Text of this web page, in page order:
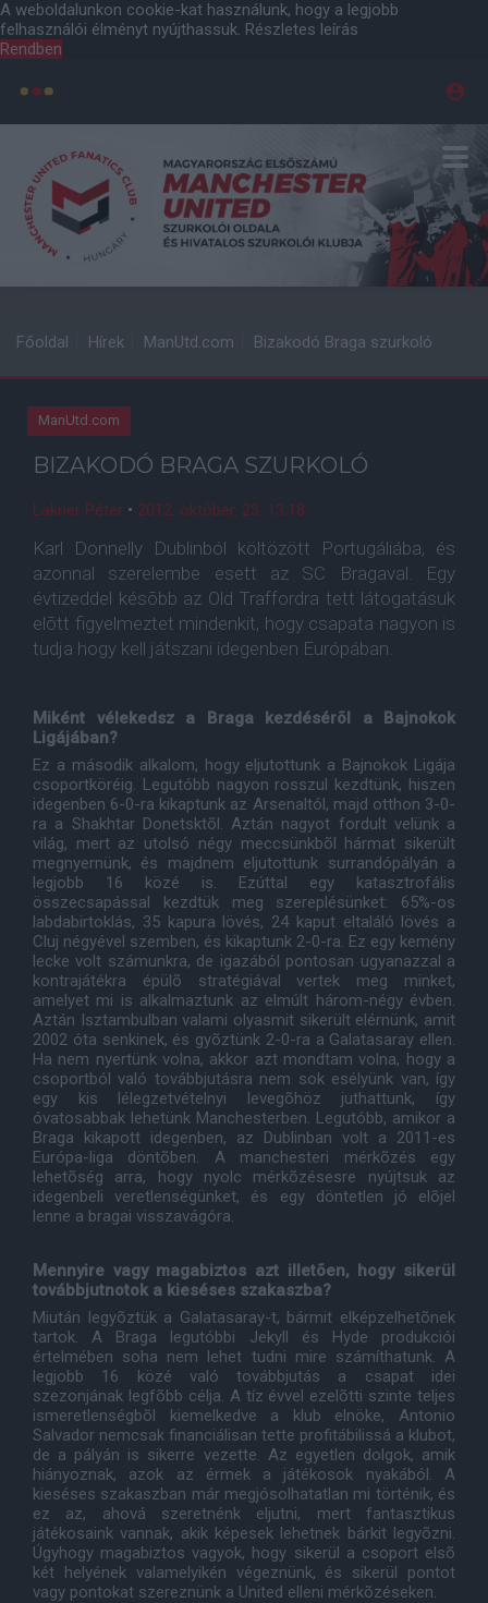
A weboldalunkon cookie-kat használunk, hogy a legjobb
felhasználói élményt nyújthassuk. Részletes leírás
Rendben
Főoldal Hírek ManUtd.com Bizakodó Braga szurkoló
ManUtd.com
BIZAKODÓ BRAGA SZURKOLÓ
Lakner Péter • 2012. október. 23. 13:18
Karl Donnelly Dublinból költözött Portugáliába, és
azonnal szerelembe esett az SC Bragaval. Egy
évtizeddel késõbb az Old Traffordra tett látogatásuk
elõtt figyelmeztet mindenkit, hogy csapata nagyon is
tudja hogy kell játszani idegenben Európában.
Miként vélekedsz a Braga kezdésérõl a Bajnokok
Ligájában?
Ez a második alkalom, hogy eljutottunk a Bajnokok Ligája
csoportköréig. Legutóbb nagyon rosszul kezdtünk, hiszen
idegenben 6-0-ra kikaptunk az Arsenaltól, majd otthon 3-0-
ra a Shakhtar Donetsktõl. Aztán nagyot fordult velünk a
világ, mert az utolsó négy meccsünkbõl hármat sikerült
megnyernünk, és majdnem eljutottunk surrandópályán a
legjobb 16 közé is. Ezúttal egy katasztrofális
összecsapással kezdtük meg szereplésünket: 65%-os
labdabirtoklás, 35 kapura lövés, 24 kaput eltaláló lövés a
Cluj négyével szemben, és kikaptunk 2-0-ra. Ez egy kemény
lecke volt számunkra, de igazából pontosan ugyanazzal a
kontrajátékra épülõ stratégiával vertek meg minket,
amelyet mi is alkalmaztunk az elmúlt három-négy évben.
Aztán Isztambulban valami olyasmit sikerült elérnünk, amit
2002 óta senkinek, és gyõztünk 2-0-ra a Galatasaray ellen.
Ha nem nyertünk volna, akkor azt mondtam volna, hogy a
csoportból való továbbjutásra nem sok esélyünk van, így
egy kis lélegzetvételnyi levegõhöz juthattunk, így
óvatosabbak lehetünk Manchesterben. Legutóbb, amikor a
Braga kikapott idegenben, az Dublinban volt a 2011-es
Európa-liga döntõben. A manchesteri mérkõzés egy
lehetõség arra, hogy nyolc mérkõzésesre nyújtsuk az
idegenbeli veretlenségünket, és egy döntetlen jó elõjel
lenne a bragai visszavágóra.
Mennyire vagy magabiztos azt illetõen, hogy sikerül
továbbjutnotok a kieséses szakaszba?
Miután legyõztük a Galatasaray-t, bármit elképzelhetõnek
tartok. A Braga legutóbbi Jekyll és Hyde produkciói
értelmében soha nem lehet tudni mire számíthatunk. A
legjobb 16 közé való továbbjutás a csapat idei
szezonjának legfõbb célja. A tíz évvel ezelõtti szinte teljes
ismeretlenségbõl kiemelkedve a klub elnöke, Antonio
Salvador nemcsak financiálisan tette profitábilissá a klubot,
de a pályán is sikerre vezette. Az egyetlen dolgok, amik
hiányoznak, azok az érmek a játékosok nyakából. A
kieséses szakaszban már megjósolhatatlan mi történik, és
ez az, ahová szeretnénk eljutni, mert fantasztikus
játékosaink vannak, akik képesek lehetnek bárkit legyõzni.
Úgyhogy magabiztos vagyok, hogy sikerül a csoport elsõ
két helyének valamelyikén végeznünk, és sikerül pontot
vagy pontokat szereznünk a United elleni mérkõzéseken.